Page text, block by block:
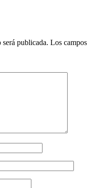
publicada. Los campos